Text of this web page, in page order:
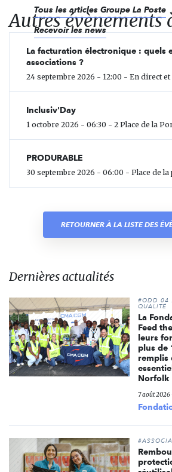
Tous les articles Groupe La Poste
Recevoir les news
Autres évènements
La facturation électronique : quels
associations ?
24 septembre 2026 - 12:00 - En direct et
Inclusiv'Day
1 octobre 2026 - 06:30 - 2 Place de la
PRODURABLE
30 septembre 2026 - 06:00 - Place de
RETOURNER À LA LISTE DES
Dernières actualités
#ODD 04
QUALITÉ
La
Feed
leurs
plus de
remplis
Norfolk
7 août 2026